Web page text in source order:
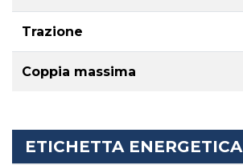
Trazione
Coppia massima
ETICHETTA ENERGETICA